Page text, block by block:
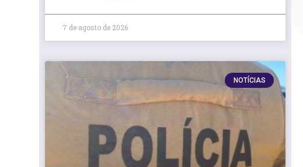
7 de agosto de 2026
NOTÍCIAS